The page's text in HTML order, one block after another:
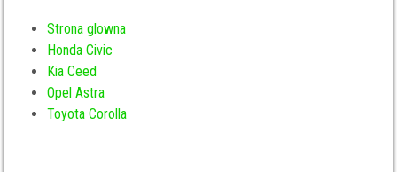
Strona glowna
Honda Civic
Kia Ceed
Opel Astra
Toyota Corolla